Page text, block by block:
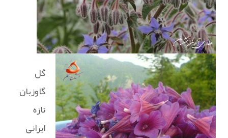
گل
گاوزبان
تازه
ایرانی